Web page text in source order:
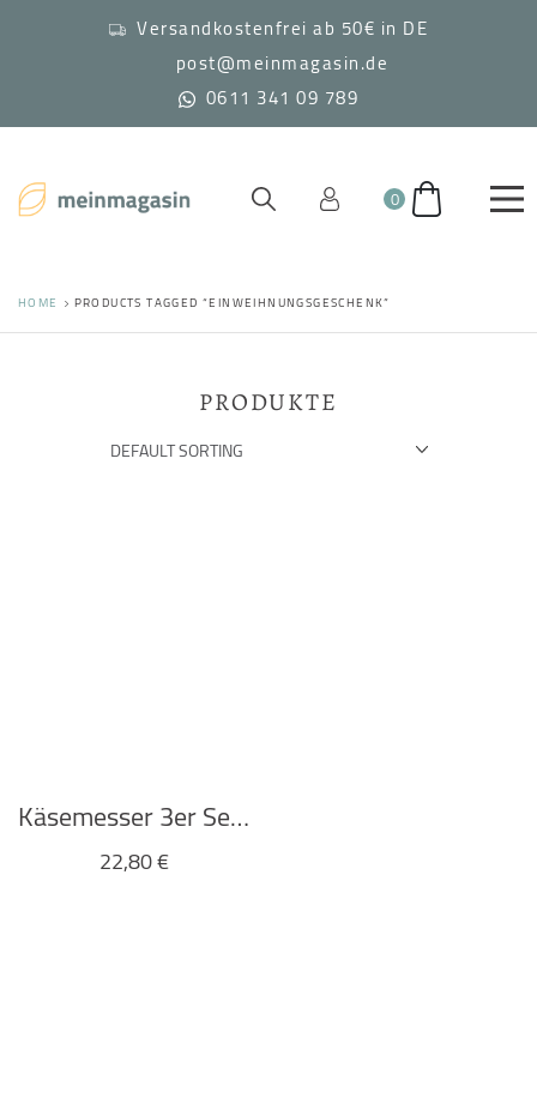
Versandkostenfrei ab 50€ in DE
post@meinmagasin.de
0611 341 09 789
0
HOME PRODUCTS TAGGED “EINWEIHNUNGSGESCHENK”
PRODUKTE
Käsemesser 3er Set “CHEESE MICE” von Kikkerland
22,80€